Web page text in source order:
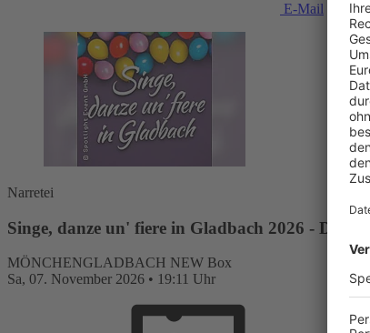
E-Mail
Narretei
Singe, danze un' fiere in Gladbach 2026 - Die
MÖNCHENGLADBACH NEW Box
Sa, 07. November 2026 • 19:11 Uhr